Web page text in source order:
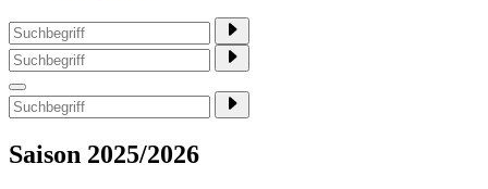
Saison 2025/2026